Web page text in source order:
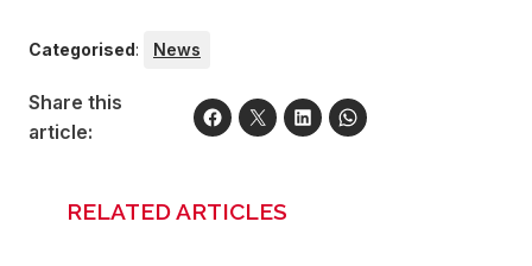
Categorised: News
Share this
article:
RELATED ARTICLES